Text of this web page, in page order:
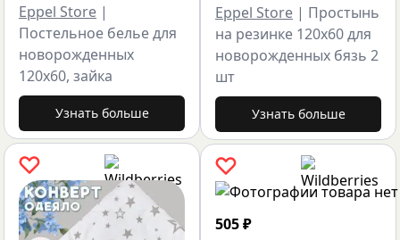
Eppel Store |
Постельное белье для
новорожденных
120х60, зайка
Узнать больше
Eppel Store | Простынь
на резинке 120х60 для
новорожденных бязь 2
шт
Узнать больше
505₽